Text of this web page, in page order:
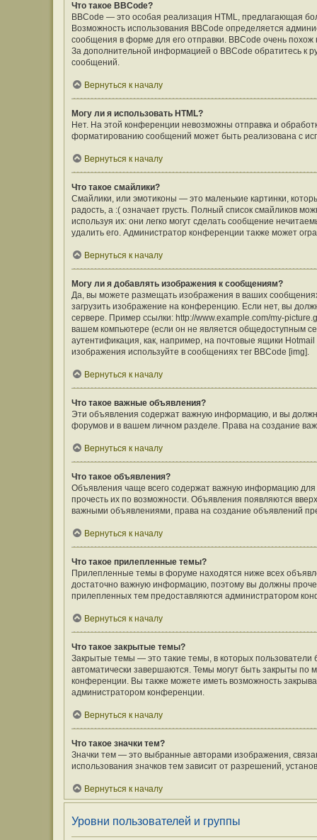
Что такое BBCode?
BBCode — это особая реализация HTML, предлагающая
Возможность использования BBCode определяется
сообщения в форме для его отправки. BBCode очень похож
За дополнительной информацией о BBCode обратитесь к
сообщений.
Вернуться к началу
Могу ли я использовать HTML?
Нет. На этой конференции невозможны отправка и
форматированию сообщений может быть реализована с
Вернуться к началу
Что такое смайлики?
Смайлики, или эмотиконы — это маленькие картинки,
радость, а :( означает грусть. Полный список смайликов
используя их: они легко могут сделать сообщение
удалить его. Администратор конференции также может
Вернуться к началу
Могу ли я добавлять изображения к сообщениям?
Да, вы можете размещать изображения в ваших
загрузить изображение на конференцию. Если нет, вы
сервере. Пример ссылки: http://www.example.com/my-
вашем компьютере (если он не является общедоступным
аутентификация, как, например, на почтовые ящики
изображения используйте в сообщениях тег BBCode [img].
Вернуться к началу
Что такое важные объявления?
Эти объявления содержат важную информацию, и вы
форумов и в вашем личном разделе. Права на создание
Вернуться к началу
Что такое объявления?
Объявления чаще всего содержат важную информацию
прочесть их по возможности. Объявления появляются
важными объявлениями, права на создание объявлений
Вернуться к началу
Что такое прилепленные темы?
Прилепленные темы в форуме находятся ниже всех
достаточно важную информацию, поэтому вы должны
прилепленных тем предоставляются администратором
Вернуться к началу
Что такое закрытые темы?
Закрытые темы — это такие темы, в которых
автоматически завершаются. Темы могут быть закрыты
конференции. Вы также можете иметь возможность
администратором конференции.
Вернуться к началу
Что такое значки тем?
Значки тем — это выбранные авторами изображения,
использования значков тем зависит от разрешений,
Вернуться к началу
Уровни пользователей и группы